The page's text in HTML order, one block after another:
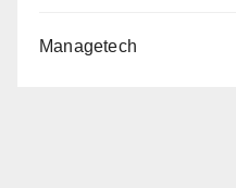
Managetech